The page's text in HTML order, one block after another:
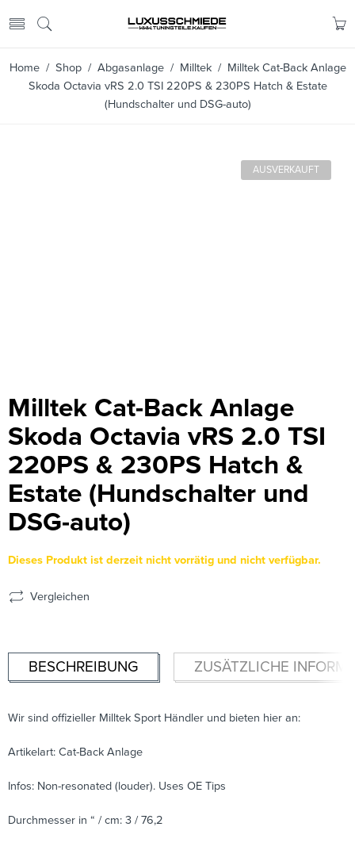
Home/ Shop/ Abgasanlage/ Milltek/ Milltek Cat-Back Anlage
Skoda Octavia vRS 2.0 TSI 220PS & 230PS Hatch & Estate
(Hundschalter und DSG-auto)
AUSVERKAUFT
Milltek Cat-Back Anlage
Skoda Octavia vRS 2.0 TSI
220PS & 230PS Hatch &
Estate (Hundschalter und
DSG-auto)
Dieses Produkt ist derzeit nicht vorrätig und nicht verfügbar.
Vergleichen
BESCHREIBUNG ZUSÄTZLICHE
Wir sind offizieller Milltek Sport Händler und bieten hier an:
Artikelart: Cat-Back Anlage
Infos: Non-resonated (louder). Uses OE Tips
Durchmesser in “ / cm: 3 / 76,2